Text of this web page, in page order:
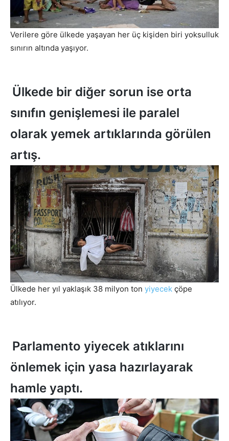
Verilere göre ülkede yaşayan her üç kişiden biri yoksulluk
sınırın altında yaşıyor.
Ülkede bir diğer sorun ise orta
sınıfın genişlemesi ile paralel
olarak yemek artıklarında görülen
artış.
Ülkede her yıl yaklaşık 38 milyon ton yiyecek çöpe
atılıyor.
Parlamento yiyecek atıklarını
önlemek için yasa hazırlayarak
hamle yaptı.